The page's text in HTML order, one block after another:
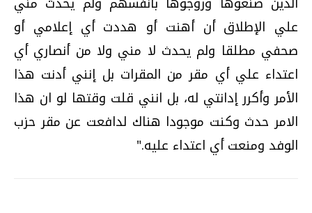
علي الإطلاق أن أهنت أو هددت أي إعلامي أو
صحفي مطلقا ولم يحدث لا مني ولا من أنصاري أي
اعتداء علي أي مقر من المقرات بل إنني أدنت هذا
الأمر وأكرر إدانتي له، بل انني قلت وقتها لو ان هذا
الامر حدث وكنت موجودا هناك لدافعت عن مقر حزب
الوفد ومنعت أي اعتداء عليه."